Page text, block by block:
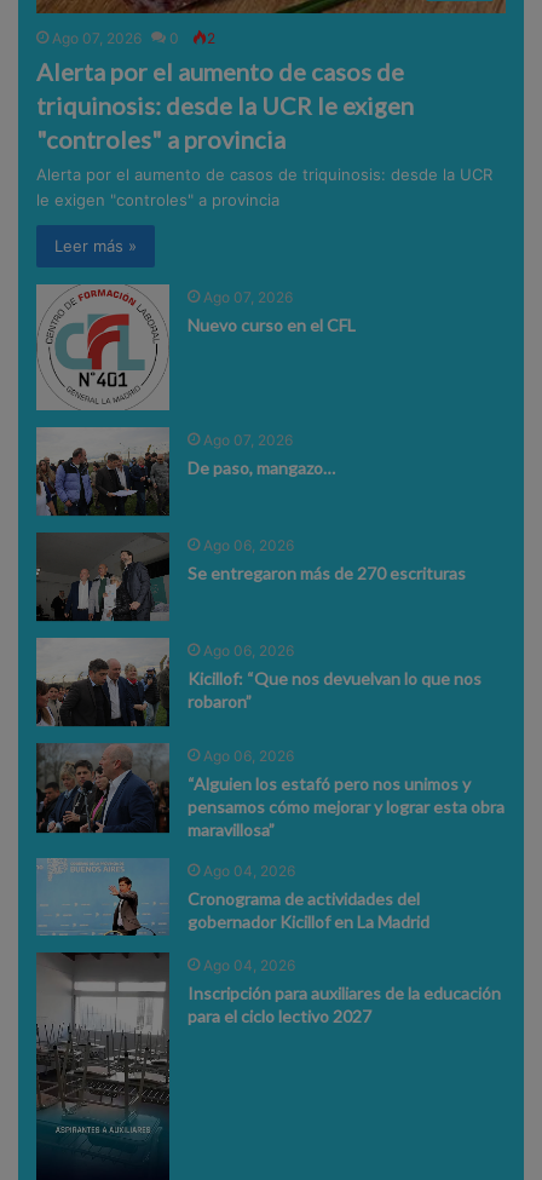
Ago 07, 2026 0 2
Alerta por el aumento de casos de
triquinosis: desde la UCR le exigen
"controles" a provincia
Alerta por el aumento de casos de triquinosis: desde la UCR
le exigen "controles" a provincia
Leer más »
Ago 07, 2026
Nuevo curso en el CFL
Ago 07, 2026
De paso, mangazo…
Ago 06, 2026
Se entregaron más de 270 escrituras
Ago 06, 2026
Kicillof: “Que nos devuelvan lo que nos
robaron”
Ago 06, 2026
“Alguien los estafó pero nos unimos y
pensamos cómo mejorar y lograr esta obra
maravillosa”
Ago 04, 2026
Cronograma de actividades del
gobernador Kicillof en La Madrid
Ago 04, 2026
Inscripción para auxiliares de la educación
para el ciclo lectivo 2027